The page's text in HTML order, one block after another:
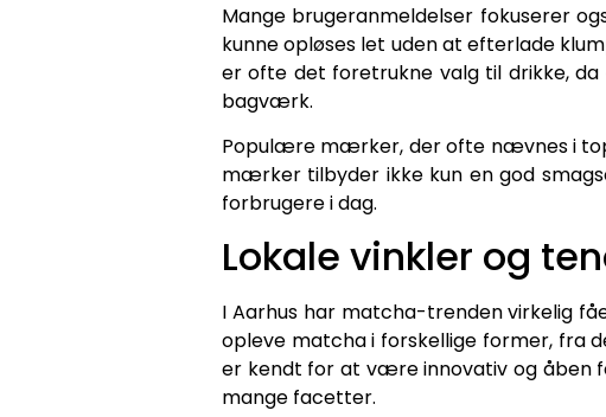
Mange brugeranmeldelser fokuserer
kunne opløses let uden at efterlade
er ofte det foretrukne valg til drikke,
bagværk.
Populære mærker, der ofte nævnes i
mærker tilbyder ikke kun en god
forbrugere i dag.
Lokale vinkler og
I Aarhus har matcha-trenden virkelig
opleve matcha i forskellige former, fra
er kendt for at være innovativ og åben
mange facetter.